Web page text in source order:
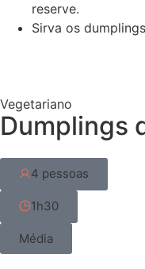
reserve.
Sirva os
Vegetariano
Dumplings
4 pessoas
1h30
Média